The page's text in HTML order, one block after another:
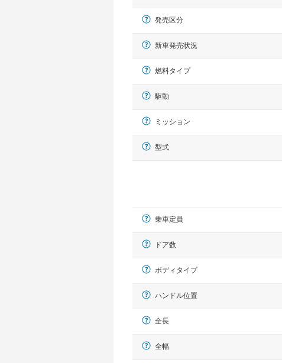
発売区分
新車発売状況
燃料タイプ
駆動
ミッション
型式
乗車定員
ドア数
ボディタイプ
ハンドル位置
全長
全幅